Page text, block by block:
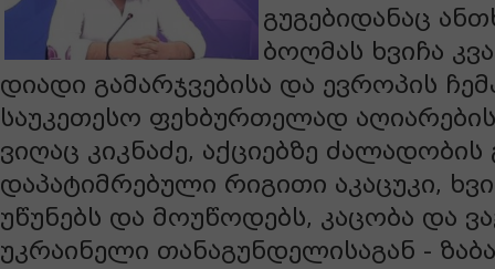
გუგებიდანაც
ბოღმას ხვიჩა
დიადი გამარჯვებისა და ევროპის
საუკეთესო ფეხბურთელად
ვიღაც კიკნაძე, აქციებზე ძალადობის
დაპატიმრებული რიგითი აკაცუკი,
უწუნებს და მოუწოდებს, კაცობა და
უკრაინელი თანაგუნდელისაგან -